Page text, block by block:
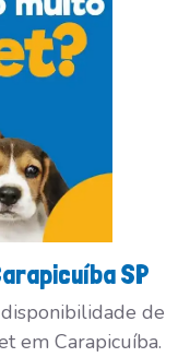
SP
de
em Carapicuíba.